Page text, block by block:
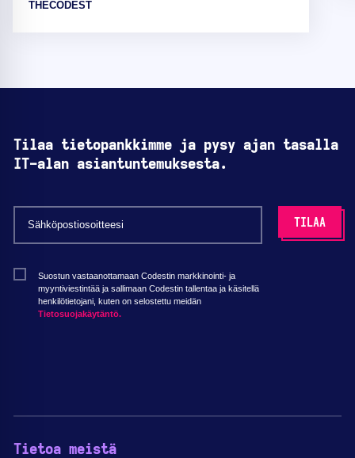
THECODEST
Tilaa tietopankkimme ja pysy ajan tasalla
IT-alan asiantuntemuksesta.
Suostun vastaanottamaan Codestin markkinointi- ja
myyntiviestintää ja sallimaan Codestin tallentaa ja käsitellä
henkilötietojani, kuten on selostettu meidän
Tietosuojakäytäntö.
Tietoa meistä